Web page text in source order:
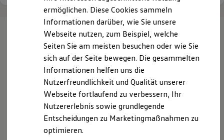
Für Gewerbekunden
Versicherungen & Garantien
Garantien
Kfz-Versicherung für Nutzfahrzeuge
Restschuldversicherung
Wartungsverträge
Besitzer & Service
Reparatur & Service
Sommer-Special
Reparatur, Pflege & Inspektion
Servicetermin anfragen
Service-Vorteile bei Volkswagen Nutzfahrzeuge
ServicePlus
Economy Service
Räder & Reifen Service
Ihre nächsten
Schritte
Probefahrt
ermöglichen. Diese Cookies sammeln
Informationen darüber, wie Sie unsere
Webseite nutzen, zum Beispiel, welche
Seiten Sie am meisten besuchen oder wie Sie
sich auf der Seite bewegen. Die gesammelten
Informationen helfen uns die
Nutzerfreundlichkeit und Qualität unserer
Webseite fortlaufend zu verbessern, Ihr
Nutzererlebnis sowie grundlegende
Entscheidungen zu Marketingmaßnahmen zu
optimieren.